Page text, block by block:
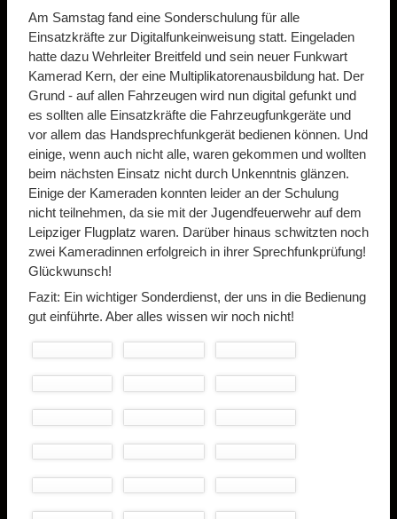
Am Samstag fand eine Sonderschulung für alle
Einsatzkräfte zur Digitalfunkeinweisung statt. Eingeladen
hatte dazu Wehrleiter Breitfeld und sein neuer Funkwart
Kamerad Kern, der eine Multiplikatorenausbildung hat. Der
Grund - auf allen Fahrzeugen wird nun digital gefunkt und
es sollten alle Einsatzkräfte die Fahrzeugfunkgeräte und
vor allem das Handsprechfunkgerät bedienen können. Und
einige, wenn auch nicht alle, waren gekommen und wollten
beim nächsten Einsatz nicht durch Unkenntnis glänzen.
Einige der Kameraden konnten leider an der Schulung
nicht teilnehmen, da sie mit der Jugendfeuerwehr auf dem
Leipziger Flugplatz waren. Darüber hinaus schwitzten noch
zwei Kameradinnen erfolgreich in ihrer Sprechfunkprüfung!
Glückwunsch!
Fazit: Ein wichtiger Sonderdienst, der uns in die Bedienung
gut einführte. Aber alles wissen wir noch nicht!